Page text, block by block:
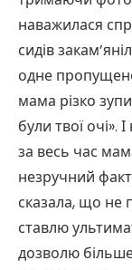
наважилася
сидів
одне
мама різко
були твої
за весь час
незручний
сказала, що не
ставлю
дозволю